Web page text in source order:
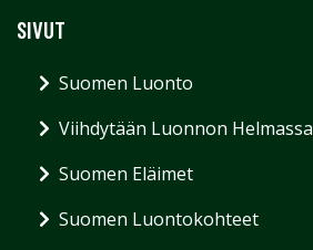
SIVUT
Suomen Luonto
Viihdytään Luonnon Helmassa
Suomen Eläimet
Suomen Luontokohteet